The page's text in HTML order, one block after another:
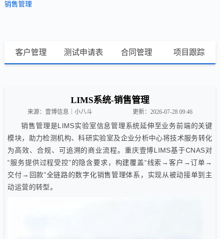
销售管理
客户管理 测试申请表 合同管理 项目跟踪
LIMS系统-销售管理
来源：壹博信息｜小八斗 更新：2026-07-28 09:46
销售管理是LIMS实验室信息管理系统延伸至业务前端的关键
模块，助力检测机构、科研实验室及企业分析中心将技术服务转化
为高效、合规、可追溯的商业流程。重庆壹博LIMS基于CNAS对
“服务提供过程受控”的隐含要求，构建覆盖“线索→客户→订单→
交付→回款”全链路的数字化销售管理体系，实现从被动接单到主
动运营的转型。